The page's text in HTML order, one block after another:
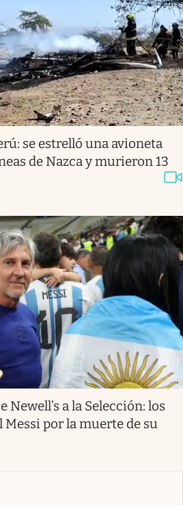
se estrelló una avioneta
de Nazca y murieron 13
Newell’s a la Selección: los
Messi por la muerte de su